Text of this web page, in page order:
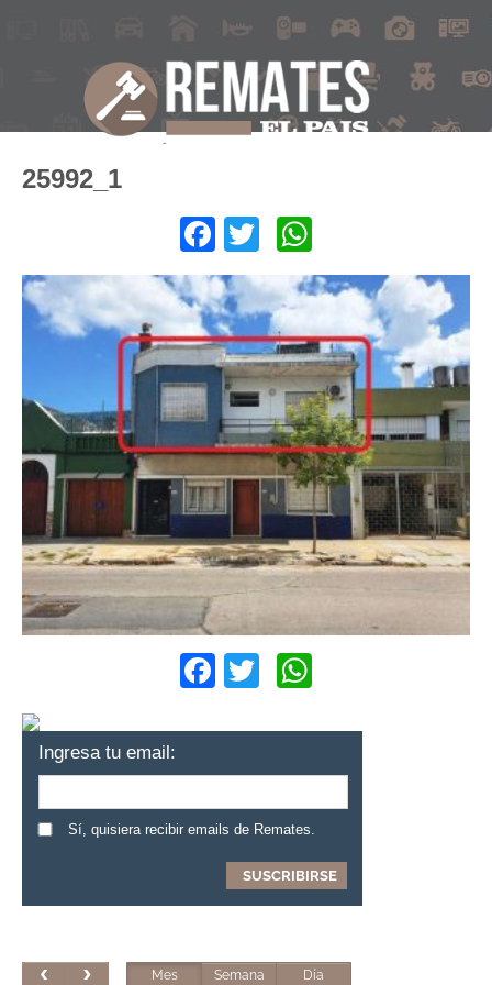
25992_1
Facebook
Twitter
Facebook
Twitter
Ingresa tu email:
Sí, quisiera recibir emails de Remates.
Mes Semana Día